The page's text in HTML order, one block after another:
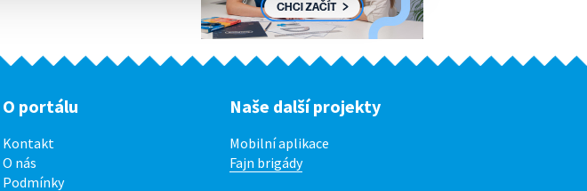
O portálu
Kontakt
O nás
Podmínky
Naše další projekty
Mobilní aplikace
Fajn brigády